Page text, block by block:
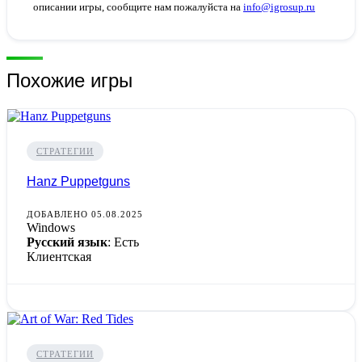
описании игры, сообщите нам пожалуйста на info@igrosup.ru
Похожие игры
СТРАТЕГИИ
Hanz Puppetguns
ДОБАВЛЕНО 05.08.2025
Windows
Русский язык: Есть
Клиентская
СТРАТЕГИИ